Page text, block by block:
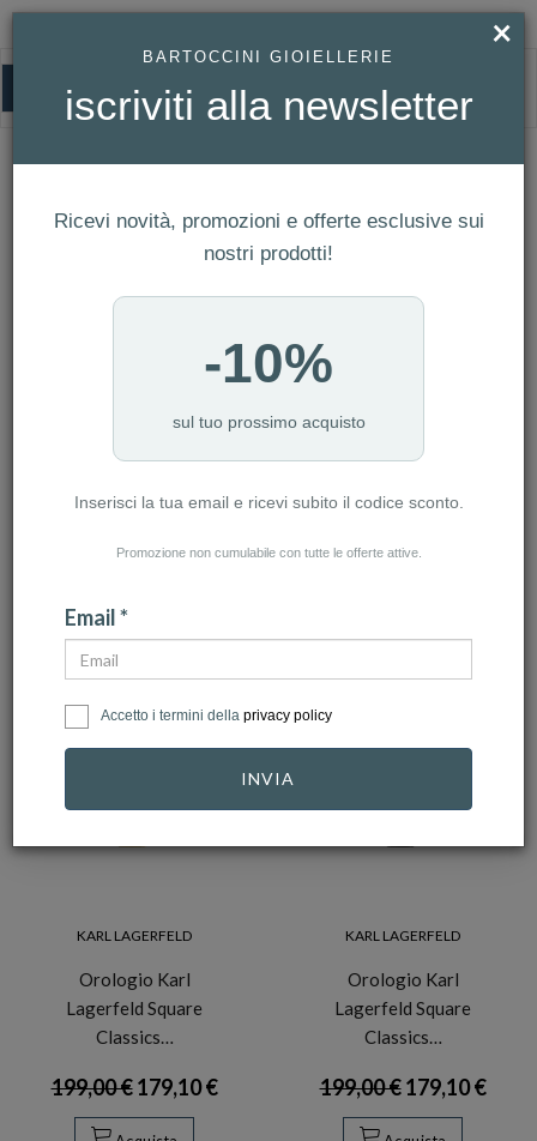
KARL LAGERFELD
CATEGORIA: BAMBINO
CATEGORIA: DONNA
CATEGORIA: SMARTWATCH
CATEGORIA: UOMO
CATEGORIA: OROLOGI
AZZERA FILTRI
NUMERO ARTICOLI:26
-10%
KARL LAGERFELD
Orologio Karl
Lagerfeld Square
Classics…
199,00 €179,10 €
-10%
KARL LAGERFELD
Orologio Karl
Lagerfeld Square
Classics…
199,00 €179,10 €
×
BARTOCCINI GIOIELLERIE
iscriviti alla newsletter
Ricevi novità, promozioni e offerte esclusive sui
nostri prodotti!
-10%
sul tuo prossimo acquisto
Inserisci la tua email e ricevi subito il codice sconto.
Promozione non cumulabile con tutte le offerte attive.
Email *
Accetto i termini della privacy policy
INVIA